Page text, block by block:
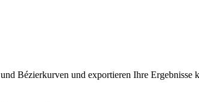
Bézierkurven und exportieren Ihre Ergebnisse